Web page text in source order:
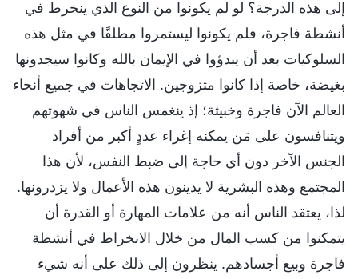
إلى هذه الدرجة؟ لو لم يكونوا من النوع الذي ينخرط في
أنشطة فاجرة، فلم يكونوا ليستمروا مطلقًا في مثل هذه
السلوكيات بعد أن يبدؤوا في الإيمان بالله وكانوا سيجدونها
بغيضة، خاصة إذا كانوا متزوجين. الاتجاهات في جميع أنحاء
العالم الآن فاجرة وخبيثة؛ إذ ينغمس الناس في شهوتهم
ويتنافسون على مَن يمكنه إغراء عددٍ أكبر من أفراد
الجنس الآخر دون أي حاجة إلى ضبط النفس، لأن هذا
المجتمع وهذه البشرية لا يدينون هذه الأعمال ولا يزدرونها.
لذا، يعتقد الناس أنه من علامات المهارة أو القدرة أن
يتمكنوا من كسب المال من خلال الانخراط في أنشطة
فاجرة وبيع أجسادهم. ينظرون إلى ذلك على أنه شيء